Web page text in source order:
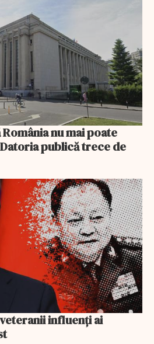
nu mai poate
publică trece de
influenți ai